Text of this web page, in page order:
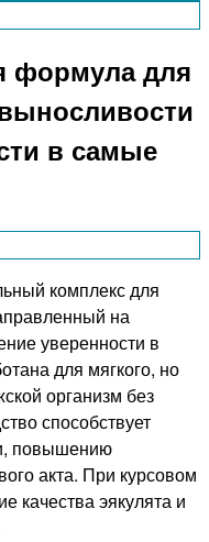
для
в самые
комплекс для
на
уверенности в
для мягкого, но
организм без
способствует
повышению
акта. При курсовом
качества эякулята и